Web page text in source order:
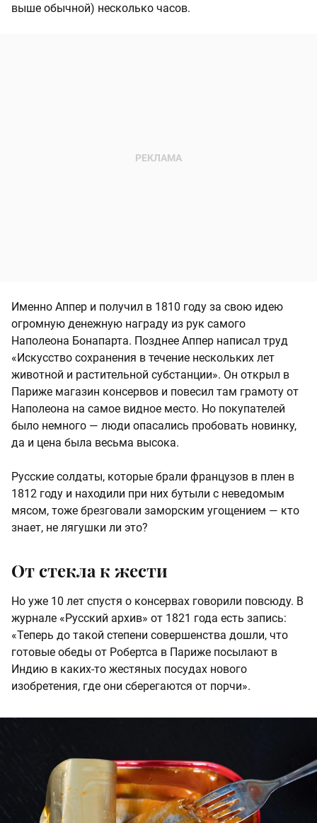
выше обычной) несколько часов.
Именно Аппер и получил в 1810 году за свою идею
огромную денежную награду из рук самого
Наполеона Бонапарта. Позднее Аппер написал труд
«Искусство сохранения в течение нескольких лет
животной и растительной субстанции». Он открыл в
Париже магазин консервов и повесил там грамоту от
Наполеона на самое видное место. Но покупателей
было немного — люди опасались пробовать новинку,
да и цена была весьма высока.
Русские солдаты, которые брали французов в плен в
1812 году и находили при них бутыли с неведомым
мясом, тоже брезговали заморским угощением — кто
знает, не лягушки ли это?
От стекла к жести
Но уже 10 лет спустя о консервах говорили повсюду. В
журнале «Русский архив» от 1821 года есть запись:
«Теперь до такой степени совершенства дошли, что
готовые обеды от Робертса в Париже посылают в
Индию в каких-то жестяных посудах нового
изобретения, где они сберегаются от порчи».